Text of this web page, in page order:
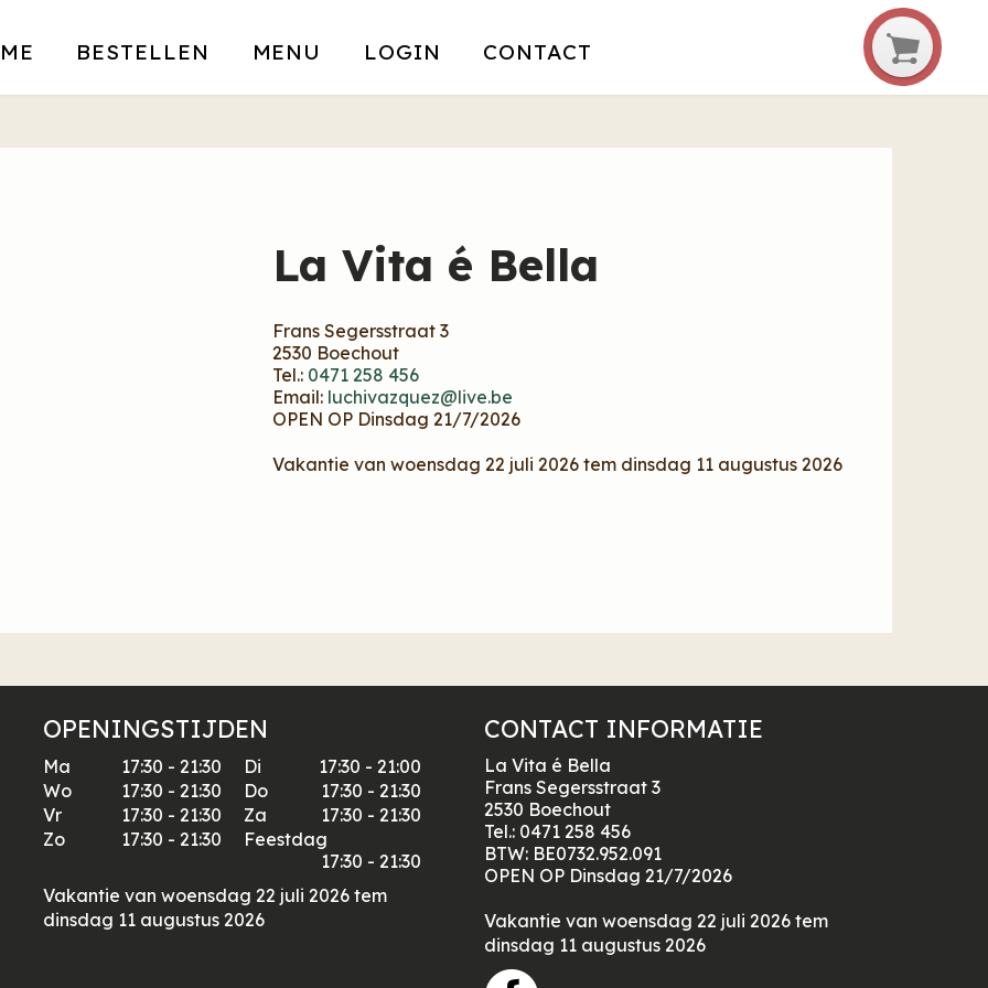
BESTELLEN MENU LOGIN CONTACT
La Vita é Bella
Frans Segersstraat 3
2530 Boechout
Tel.: 0471 258 456
Email: luchivazquez@live.be
OPEN OP Dinsdag 21/7/2026
Vakantie van woensdag 22 juli 2026 tem dinsdag 11 augustus 2026
OPENINGSTIJDEN
Ma 17:30 - 21:30 Di
17:30 - 21:00
Wo
17:30 - 21:30 Do
17:30 - 21:30
Vr
17:30 - 21:30 Za
17:30 - 21:30
Zo
17:30 - 21:30
Feestdag
17:30 - 21:30
Vakantie van woensdag 22 juli 2026 tem
dinsdag 11 augustus 2026
CONTACT INFORMATIE
La Vita é Bella
Frans Segersstraat 3
2530 Boechout
Tel.: 0471 258 456
BTW: BE0732.952.091
OPEN OP Dinsdag 21/7/2026
Vakantie van woensdag 22 juli 2026 tem
dinsdag 11 augustus 2026